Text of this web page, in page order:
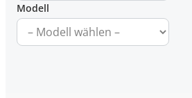
Modell